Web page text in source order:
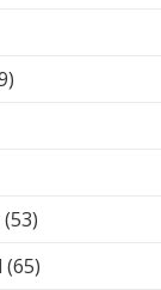
(53)
(65)